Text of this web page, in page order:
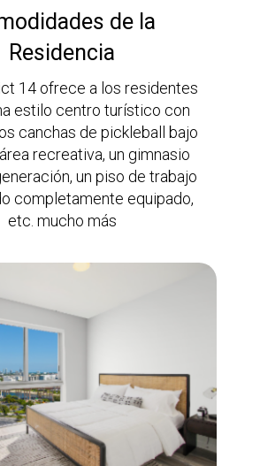
de la
Residencia
14 ofrece a los residentes
estilo centro turístico con
canchas de pickleball bajo
recreativa, un gimnasio
un piso de trabajo
completamente equipado,
etc. mucho más